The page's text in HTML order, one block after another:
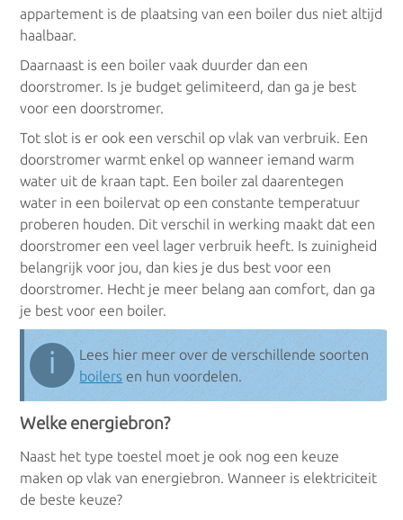
Doorstromers op gas
Elektrische doorstromers
Boilers
Gasboilers
Elektrische boilers
Doorstroomboilers
Voorraadboilers
Bufferboilers
Combiboilers
Keukenboilers
Warmtepompboilers
appartement is de plaatsing van een boiler dus niet altijd
haalbaar.
Daarnaast is een boiler vaak duurder dan een
doorstromer. Is je budget gelimiteerd, dan ga je best
voor een doorstromer.
Tot slot is er ook een verschil op vlak van verbruik. Een
doorstromer warmt enkel op wanneer iemand warm
water uit de kraan tapt. Een boiler zal daarentegen
water in een boilervat op een constante temperatuur
proberen houden. Dit verschil in werking maakt dat een
doorstromer een veel lager verbruik heeft. Is zuinigheid
belangrijk voor jou, dan kies je dus best voor een
doorstromer. Hecht je meer belang aan comfort, dan ga
je best voor een boiler.
ℹ
Lees hier meer over de verschillende soorten
boilers en hun voordelen.
Welke energiebron?
Naast het type toestel moet je ook nog een keuze
maken op vlak van energiebron. Wanneer is elektriciteit
de beste keuze?